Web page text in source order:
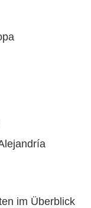
im Überblick